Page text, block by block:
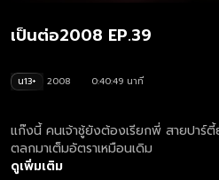
เป็นต่อ2008 EP.39
น13+ 2008
0:40:49 นาที
แก๊งนี้ คนเจ้าชู้ยังต้องเรียกพี่ สายปา
ตลกมาเต็มอัตราเหมือนเดิม
ดูเพิ่มเติม